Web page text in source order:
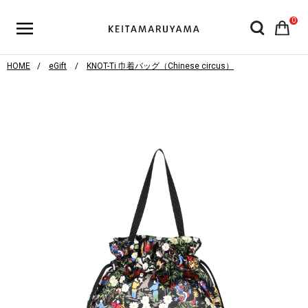
0
HOME eGift KNOT-Ti 巾着バッグ（Chinese circus）